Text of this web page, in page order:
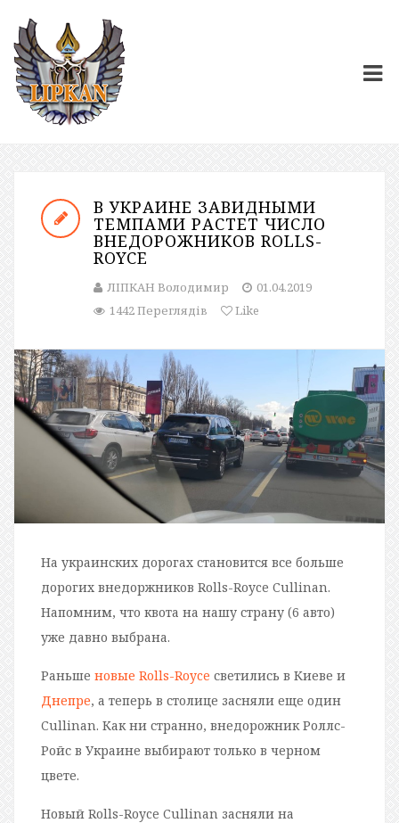
В УКРАИНЕ ЗАВИДНЫМИ
ТЕМПАМИ РАСТЕТ ЧИСЛО
ВНЕДОРОЖНИКОВ ROLLS-
ROYCE
ЛІПКАН Володимир
01.04.2019
1442 Переглядів
Like
На украинских дорогах становится все больше
дорогих внедоржников Rolls-Royce Cullinan.
Напомним, что квота на нашу страну (6 авто)
уже давно выбрана.
Раньше новые Rolls-Royce светились в Киеве и
Днепре, а теперь в столице засняли еще один
Cullinan. Как ни странно, внедорожник Роллс-
Ройс в Украине выбирают только в черном
цвете.
Новый Rolls-Royce Cullinan засняли на